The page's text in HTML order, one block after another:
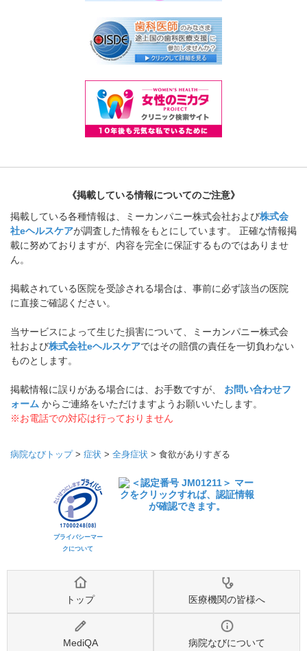
《掲載している情報についてのご注意》
掲載している各種情報は、ミーカンパニー株式会社および株式会
社eヘルスケアが調査した情報をもとにしています。 正確な情報掲
載に努めておりますが、内容を完全に保証するものではありませ
ん。
掲載されている医院を受診される場合は、事前に必ず該当の医院
に直接ご確認ください。
当サービスによって生じた損害について、ミーカンパニー株式会
社および株式会社eヘルスケアではその賠償の責任を一切負わない
ものとします。
掲載情報に誤りがある場合には、お手数ですが、 お問い合わせフ
ォーム からご連絡をいただけますようお願いいたします。
※お電話での対応は行っておりません
病院なびトップ> 症状 > 全身症状 > 食欲がありすぎる
プライバシーマー
クについて
トップ 医療機関の皆様へ
MediQA 病院なびについて